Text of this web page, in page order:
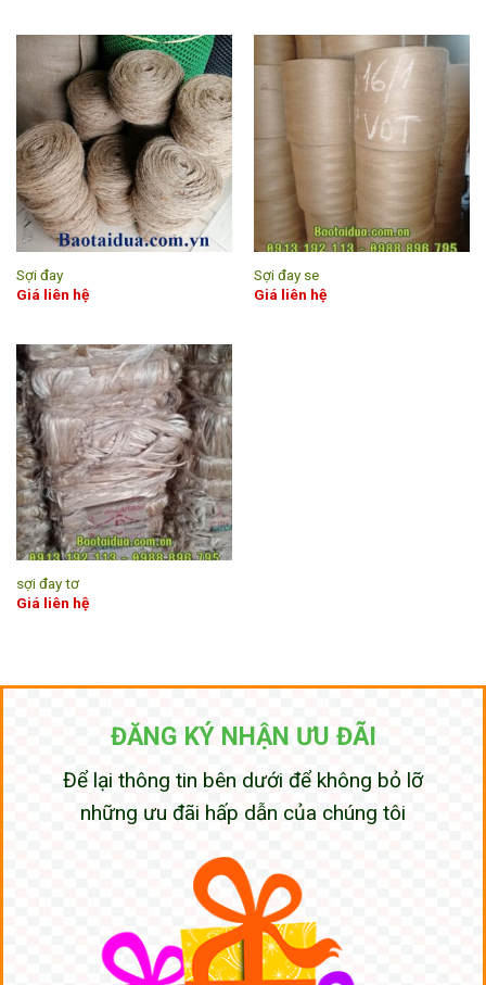
Sợi đay
Giá liên hệ
Sợi đay se
Giá liên hệ
sợi đay tơ
Giá liên hệ
ĐĂNG KÝ NHẬN ƯU ĐÃI
Để lại thông tin bên dưới để không bỏ lỡ
những ưu đãi hấp dẫn của chúng tôi